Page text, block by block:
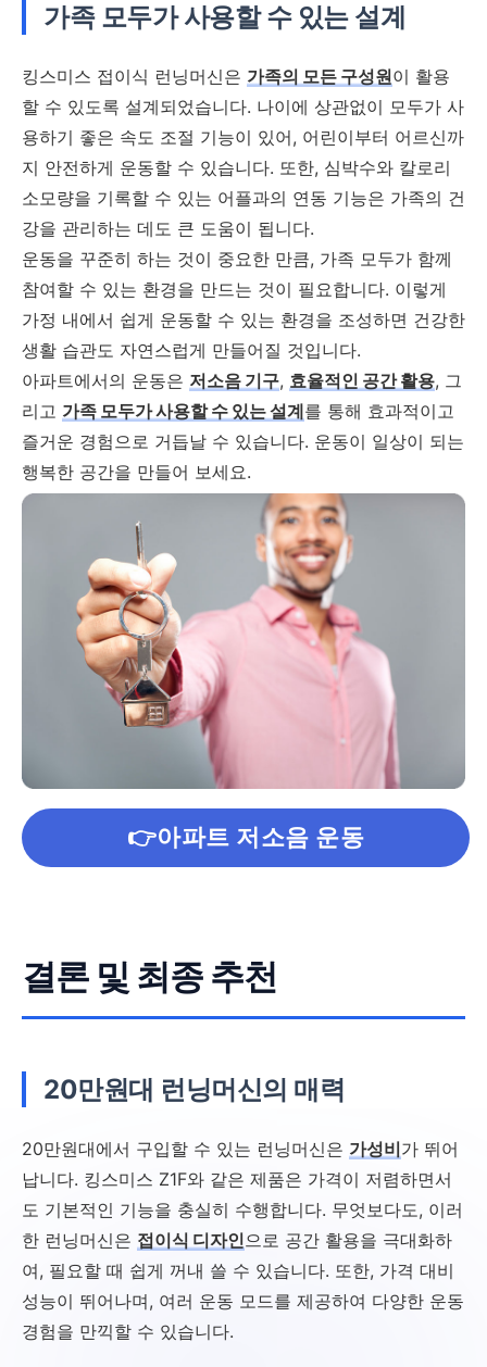
가족 모두가 사용할 수 있는 설계
킹스미스 접이식 런닝머신은 가족의 모든 구성원이 활용
할 수 있도록 설계되었습니다. 나이에 상관없이 모두가 사
용하기 좋은 속도 조절 기능이 있어, 어린이부터 어르신까
지 안전하게 운동할 수 있습니다. 또한, 심박수와 칼로리
소모량을 기록할 수 있는 어플과의 연동 기능은 가족의 건
강을 관리하는 데도 큰 도움이 됩니다.
운동을 꾸준히 하는 것이 중요한 만큼, 가족 모두가 함께
참여할 수 있는 환경을 만드는 것이 필요합니다. 이렇게
가정 내에서 쉽게 운동할 수 있는 환경을 조성하면 건강한
생활 습관도 자연스럽게 만들어질 것입니다.
아파트에서의 운동은 저소음 기구, 효율적인 공간 활용, 그
리고 가족 모두가 사용할 수 있는 설계를 통해 효과적이고
즐거운 경험으로 거듭날 수 있습니다. 운동이 일상이 되는
행복한 공간을 만들어 보세요.
👉아파트 저소음 운동
결론 및 최종 추천
20만원대 런닝머신의 매력
20만원대에서 구입할 수 있는 런닝머신은 가성비가 뛰어
납니다. 킹스미스 Z1F와 같은 제품은 가격이 저렴하면서
도 기본적인 기능을 충실히 수행합니다. 무엇보다도, 이러
한 런닝머신은 접이식 디자인으로 공간 활용을 극대화하
여, 필요할 때 쉽게 꺼내 쓸 수 있습니다. 또한, 가격 대비
성능이 뛰어나며, 여러 운동 모드를 제공하여 다양한 운동
경험을 만끽할 수 있습니다.